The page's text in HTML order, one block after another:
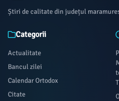
Știri de calitate din județul
Categorii
Actualitate
Bancul zilei
Calendar Ortodox
Citate